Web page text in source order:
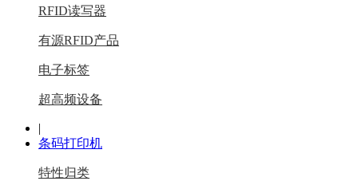
RFID读写器
有源RFID产品
电子标签
超高频设备
|
条码打印机
特性归类